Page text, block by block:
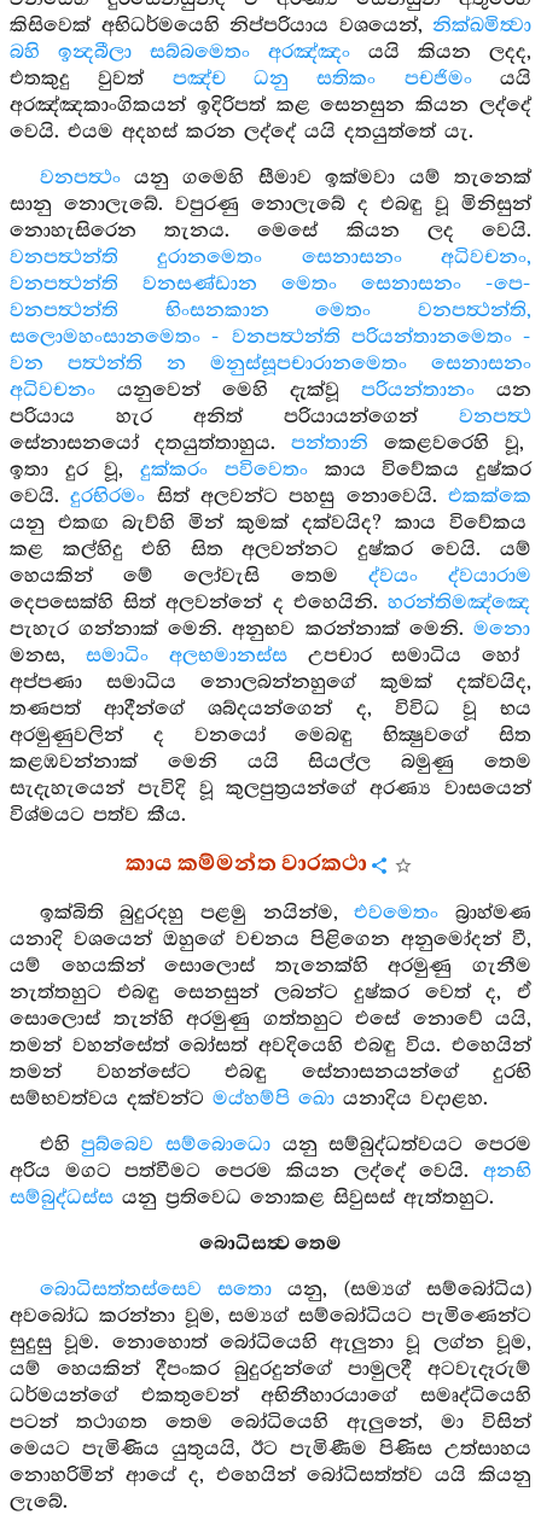
කිසිවෙක් අභිධර්මයෙහි නිප්පරියාය වශයෙන්, නික්ඛමිත්‍වා
බහි ඉන්‍දබීලා සබ්බමෙතං අරඤ්ඤං යයි කියන ලදද,
එතකුදු වුවත් පඤ්ච ධනු සතිකං පචජිමංයයි
අරඤ්ඤකාංගිකයන් ඉදිරිපත් කළ සෙනසුන කියන ලද්දේ
වෙයි. එයම අදහස් කරන ලද්දේ යයි දතයුත්තේ යැ.
වනපත්‍ථංයනු ගමෙහි සීමාව ඉක්මවා යම් තැනෙක්
සානු නොලැබේ. වපුරණු නොලැබේ ද එබඳු වූ මිනිසුන්
නොහැසිරෙන තැනය. මෙසේ කියන ලද වෙයි.
වනපත්‍ථන්ති දුරානමෙතං සෙනාසනං අධිවචනං,
වනපත්‍ථන්ති වනසණ්ඩාන මෙතං සෙනාසනං -පෙ-
වනපත්‍ථන්ති භිංසනකාන මෙතං වනපත්‍ථන්ති,
සලොමහංසානමෙතං - වනපත්‍ථන්ති පරියන්තානමෙතං -
වන පත්‍ථන්ති න මනුස්සූපචාරානමෙතං සෙනාසනං
අධිවචනං යනුවෙන් මෙහි දැක්වූ පරියන්තානං යන
පරියාය හැර අනිත් පරියායන්ගෙන් වනපත්‍ථ
සේනාසනයෝ දතයුත්තාහුය. පන්තානි කෙළවරෙහි වූ,
ඉතා දුර වූ,දුක්කරං පවිවෙතංකාය විවේකය දුෂ්කර
වෙයි.දුරභිරමං සිත් අලවන්ට පහසු නොවෙයි.එකක්කෙ
යනු එකඟ බැව්හි මින් කුමක් දක්වයිද? කාය විවේකය
කළ කල්හිදු එහි සිත අලවන්නට දුෂ්කර වෙයි. යම්
හෙයකින් මේ ලෝවැසි තෙම ද්වයං ද්වයාරාම
දෙපසෙක්හි සිත් අලවන්නේ ද එහෙයිනි. හරන්තිමඤ්ඤෙ
පැහැර ගන්නාක් මෙනි. අනුභව කරන්නාක් මෙනි. මනො
මනස, සමාධිං අලභමානස්සඋපචාර සමාධිය හෝ
අප්පණා සමාධිය නොලබන්නහුගේ කුමක් දක්වයිද,
තණපත් ආදීන්ගේ ශබ්දයන්ගෙන් ද, විවිධ වූ භය
අරමුණුවලින් ද වනයෝ මෙබඳු භික්‍ෂුවගේ සිත
කළඹවන්නාක් මෙනි යයි සියල්ල බමුණු තෙම
සැදැහැයෙන් පැවිදි වූ කුලපුත්‍රයන්ගේ අරණ්‍ය වාසයෙන්
විශ්මයට පත්ව කීය.
කාය කම්මන්ත වාරකථා
ඉක්බිති බුදුරදහු පළමු නයින්ම,එවමෙතං බ්‍රාහ්මණ
යනාදි වශයෙන් ඔහුගේ වචනය පිළිගෙන අනුමෝදන් වී,
යම් හෙයකින් සොලොස් තැනෙක්හි අරමුණු ගැනීම
නැත්තහුට එබඳු සෙනසුන් ලබන්ට දුෂ්කර වෙත් ද, ඒ
සොලොස් තැන්හි අරමුණු ගත්තහුට එසේ නොවේ යයි,
තමන් වහන්සේත් බෝසත් අවදියෙහි එබඳු විය. එහෙයින්
තමන් වහන්සේට එබඳු සේනාසනයන්ගේ දුරභි
සම්භවත්වය දක්වන්ට මය්හම්පි ඛො යනාදිය වදාළහ.
එහිපුබ්බෙව සම්බොධො යනු සම්බුද්ධත්වයට පෙරම
අරිය මගට පත්වීමට පෙරම කියන ලද්දේ වෙයි. අනභි
සම්බුද්ධස්ස යනු ප්‍රතිවෙධ නොකළ සිවුසස් ඇත්තහුට.
බොධිසත්‍ව තෙම
බොධිසත්තස්සෙව සතොයනු, (සම්‍යග් සම්බෝධිය)
අවබෝධ කරන්නා වූම, සම්‍යග් සම්බෝධියට පැමිණෙන්ට
සුදුසු වූම. නොහොත් බෝධියෙහි ඇලුනා වූ ලග්න වූම,
යම් හෙයකින් දීපංකර බුදුරදුන්ගේ පාමුලදී අටවැදෑරුම්
ධර්මයන්ගේ එකතුවෙන් අභිනීහාරයාගේ සමෘද්ධියෙහි
පටන් තථාගත තෙම බෝධියෙහි ඇලුනේ, මා විසින්
මෙයට පැමිණිය යුතුයයි, ඊට පැමිණීම පිණිස උත්සාහය
නොහරිමින් ආයේ ද, එහෙයින් බෝධිසත්ත්ව යයි කියනු
ලැබේ.